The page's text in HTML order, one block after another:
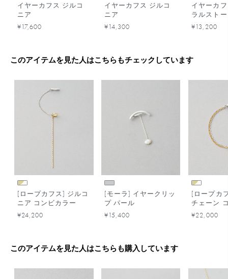
イヤーカフス ジルコ
ニア
¥17,600
イヤーカフス ジルコ
ニア
¥14,300
イヤーカ
ラルスト
¥13,200
このアイテムを見た人はこちらもチェックしています
[ロープカフス] ジルコ
ニア コンビカラー
¥24,200
[モーラ] イヤークリッ
プ パール
¥15,400
[ロープカ
チェーン
ー
¥22,000
このアイテムを見た人はこちらも購入しています